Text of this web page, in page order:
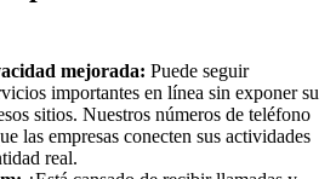
mejorada: Puede seguir
importantes en línea sin exponer su
sitios. Nuestros números de teléfono
las empresas conecten sus actividades
real.